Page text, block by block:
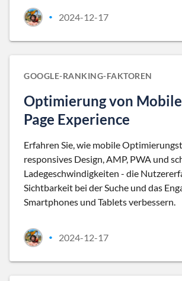
• 2024-12-17
GOOGLE-RANKING-FAKTOREN
Optimierung von Mobile
Page Experience
Erfahren Sie, wie mobile
responsives Design, AMP, PWA und
Ladegeschwindigkeiten - die
Sichtbarkeit bei der Suche und das
Smartphones und Tablets verbessern.
• 2024-12-17